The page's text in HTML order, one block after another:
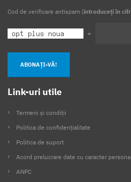
Cod de verificare antispam (introduceți în
=
ABONAȚI-VĂ!
Link-uri utile
Termeni și condiții
Politica de confidențialitate
Politica de suport
Acord prelucrare date cu caracter
ANPC